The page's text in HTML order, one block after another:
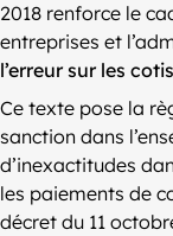
2018 renforce le
entreprises et
l’erreur sur les
Ce texte pose la
sanction dans
d’inexactitudes
les paiements de
décret du 11